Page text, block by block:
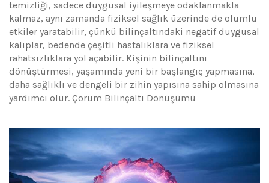
temizliği, sadece duygusal iyileşmeye odaklanmakla
kalmaz, aynı zamanda fiziksel sağlık üzerinde de olumlu
etkiler yaratabilir, çünkü bilinçaltındaki negatif duygusal
kalıplar, bedende çeşitli hastalıklara ve fiziksel
rahatsızlıklara yol açabilir. Kişinin bilinçaltını
dönüştürmesi, yaşamında yeni bir başlangıç yapmasına,
daha sağlıklı ve dengeli bir zihin yapısına sahip olmasına
yardımcı olur. Çorum Bilinçaltı Dönüşümü